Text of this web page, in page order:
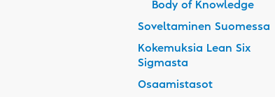
Body of Knowledge
Soveltaminen Suomessa
Kokemuksia Lean Six
Sigmasta
Osaamistasot